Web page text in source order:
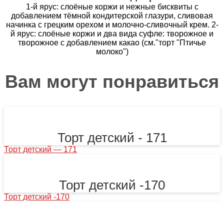
1-й ярус: слоёные коржи и нежные бисквиты с
добавлением тёмной кондитерской глазури, сливовая
начинка с грецким орехом и молочно-сливочный крем. 2-
й ярус: слоёные коржи и два вида суфле: творожное и
творожное с добавлением какао (см."торт "Птичье
молоко")
Вам могут понравиться
Торт детский - 171
Торт детский — 171
Торт детский -170
Торт детский -170